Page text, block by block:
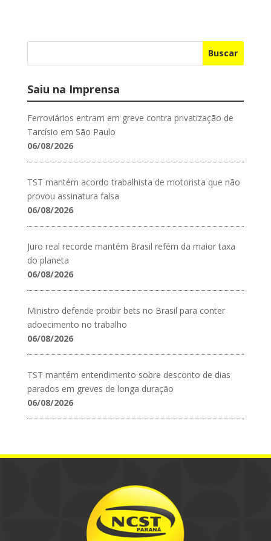
Buscar
Saiu na Imprensa
Ferroviários entram em greve contra privatização de
Tarcísio em São Paulo
06/08/2026
TST mantém acordo trabalhista de motorista que não
provou assinatura falsa
06/08/2026
Juro real recorde mantém Brasil refém da maior taxa
do planeta
06/08/2026
Ministro defende proibir bets no Brasil para conter
adoecimento no trabalho
06/08/2026
TST mantém entendimento sobre desconto de dias
parados em greves de longa duração
06/08/2026